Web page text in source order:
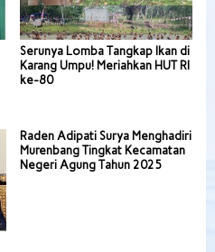
Serunya Lomba Tangkap Ikan di
Karang Umpu! Meriahkan HUT RI
ke-80
Raden Adipati Surya Menghadiri
Murenbang Tingkat Kecamatan
Negeri Agung Tahun 2025